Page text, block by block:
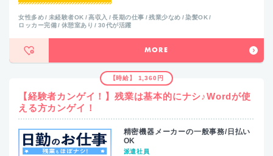
女性多め 未経験者OK 高収入 長期の仕事 残業少なめ
染髪OK
ロッカー完備
休憩室あり 30代が活躍
MORE
【時給】 1,360円
【経験者カンゲイ！】残業は基本的にナシ♪Wordが使
える方カンゲイ！
精密機器メーカーの一般事務/日払い
OK
派遣社員